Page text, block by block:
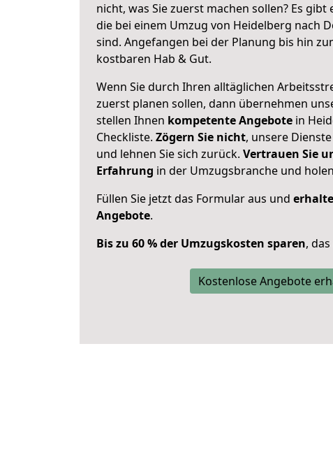
nicht, was Sie zuerst machen sollen? Es
die bei einem Umzug von Heidelberg nach
sind. Angefangen bei der Planung bis hin
kostbaren Hab & Gut.
Wenn Sie durch Ihren alltäglichen
zuerst planen sollen, dann übernehmen
stellen Ihnen kompetente Angebote in
Checkliste. Zögern Sie nicht, unsere
und lehnen Sie sich zurück. Vertrauen Sie
Erfahrung in der Umzugsbranche und
Füllen Sie jetzt das Formular aus und
Angebote.
Bis zu 60 % der Umzugskosten sparen,
Kostenlose Angebote